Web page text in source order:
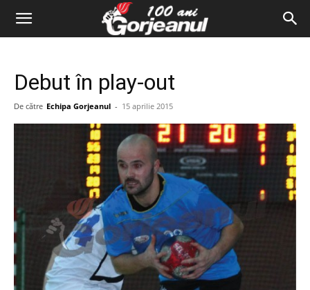
Debut în play-out
De către Echipa Gorjeanul - 15 aprilie 2015